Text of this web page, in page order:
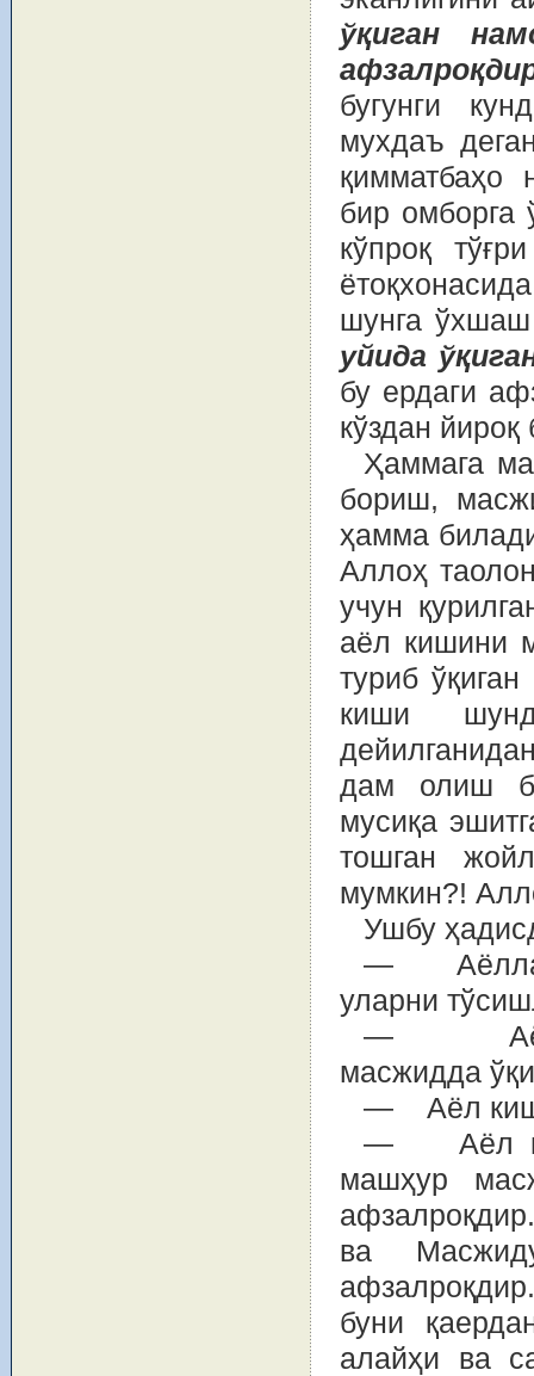
ўқиган
бугунги
мухдаъ
қимматбаҳо
бир омборга
кўпроқ
шунга
уйида
бу ердаги
кўздан
Ҳаммага
бориш,
ҳамма
Аллоҳ
учун
аёл кишини
туриб
киши
дам олиш
мусиқа
тошган
мумкин?!
Ушбу
— Аёллар
уларни
—
масжидда
— Аёл
— Аёл
машҳур
ва
буни
алайҳи ва